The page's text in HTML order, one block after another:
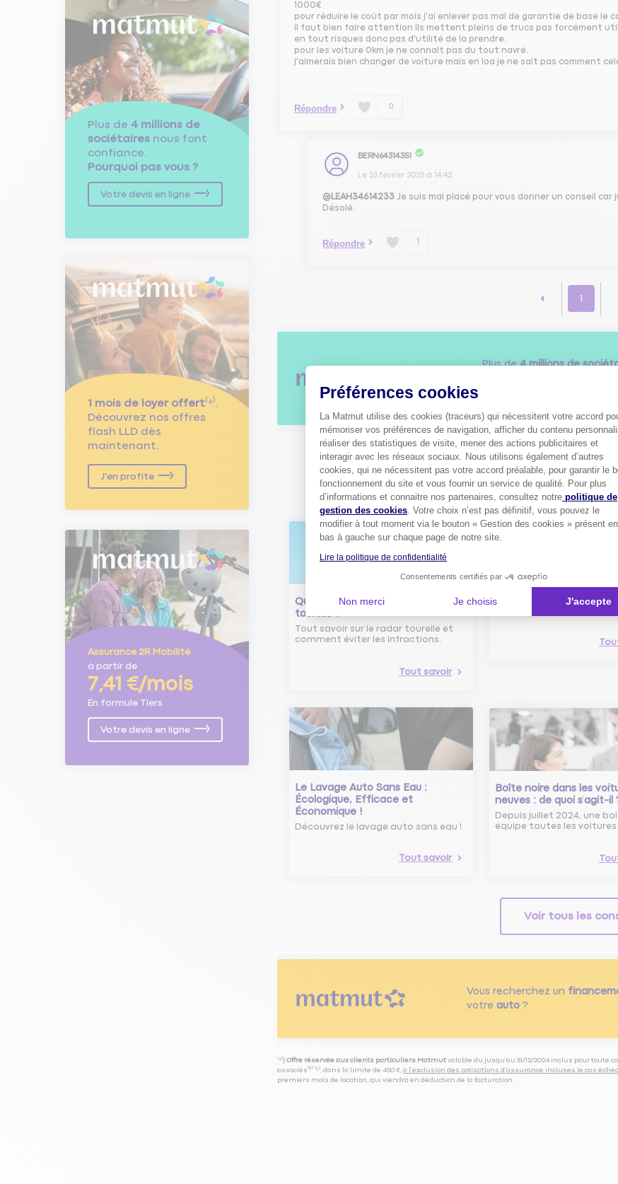
Plus de 4 millions de
sociétaires nous font
confiance.
Pourquoi pas vous ?
Votre devis en ligne
1 mois de loyer offert⁽⁴⁾.
Découvrez nos offres
flash LLD dès
maintenant.
J'en profite
Assurance 2R Mobilité
à partir de
7,41 €/mois
En formule Tiers
Votre devis en ligne
1000€
pour réduire le coût par mois j'ai enlever pas mal de garantie de base le
il faut bien faire attention ils mettent pleins de trucs pas forcément
en tout risques donc pas d'utilité de la prendre.
pour les voiture 0km je ne connaît pas du tout navré.
j'aimerais bien changer de voiture mais en loa je ne sait pas comment
Répondre 0
BERN64314351
Le 23 février 2025 à 14:42
@LEAH34614233 Je suis mal placé pour vous donner un conseil
Désolé.
Répondre 1
1
Plus de4 millions de
Découvrez les
Qu'est-ce que le nouveau radar
tourelle ?
Tout savoir sur le radar tourelle et
comment éviter les infractions.
Tout savoir
Comment bien choisir
assurance auto ?
Conseils pour choisir la
assurance auto selon vos
Le Lavage Auto Sans Eau :
Écologique, Efficace et
Économique !
Découvrez le lavage auto sans eau !
Tout savoir
Boîte noire dans les
neuves : de quoi s’agit-il
Depuis juillet 2024, une
équipe toutes les voitures
Voir tous les
Vous recherchez un
votre auto?
⁽⁴⁾| Offre réservée aux clients particuliers Matmut valable du jusqu’au 31/12/2024 inclus pour toute
associés⁽³⁾ ⁽⁵⁾, dans la limite de 450 €, à l’exclusion des cotisations d’assurance incluses le cas
premiers mois de location, qui viendra en déduction de la facturation.
Préférences cookies
La Matmut utilise des cookies (traceurs) qui nécessitent votre accord
mémoriser vos préférences de navigation, afficher du contenu
réaliser des statistiques de visite, mener des actions publicitaires et
interagir avec les réseaux sociaux. Nous utilisons également d’autres
cookies, qui ne nécessitent pas votre accord préalable, pour garantir le
fonctionnement du site et vous fournir un service de qualité. Pour plus
d’informations et connaitre nos partenaires, consultez notre politique de
gestion des cookies . Votre choix n’est pas définitif, vous pouvez le
modifier à tout moment via le bouton « Gestion des cookies » présent en
bas à gauche sur chaque page de notre site.
Lire la politique de confidentialité
Consentements certifiés par
Non merci Je choisis J'accepte
Axeptio consent